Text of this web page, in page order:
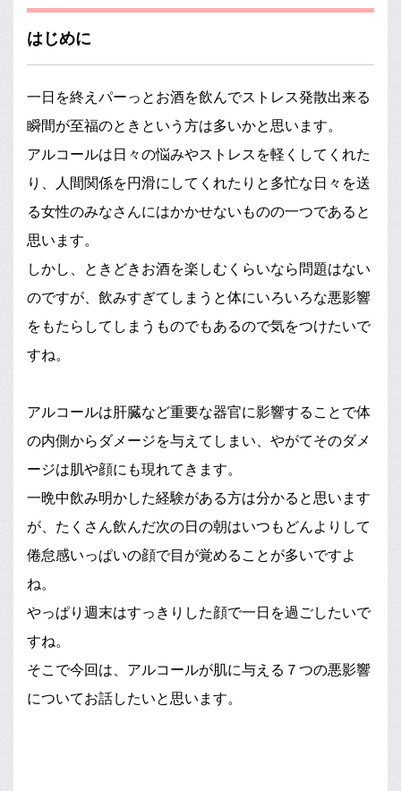
はじめに
一日を終えパーっとお酒を飲んでストレス発散出来る
瞬間が至福のときという方は多いかと思います。
アルコールは日々の悩みやストレスを軽くしてくれた
り、人間関係を円滑にしてくれたりと多忙な日々を送
る女性のみなさんにはかかせないものの一つであると
思います。
しかし、ときどきお酒を楽しむくらいなら問題はない
のですが、飲みすぎてしまうと体にいろいろな悪影響
をもたらしてしまうものでもあるので気をつけたいで
すね。
アルコールは肝臓など重要な器官に影響することで体
の内側からダメージを与えてしまい、やがてそのダメ
ージは肌や顔にも現れてきます。
一晩中飲み明かした経験がある方は分かると思います
が、たくさん飲んだ次の日の朝はいつもどんよりして
倦怠感いっぱいの顔で目が覚めることが多いですよ
ね。
やっぱり週末はすっきりした顔で一日を過ごしたいで
すね。
そこで今回は、アルコールが肌に与える７つの悪影響
についてお話したいと思います。